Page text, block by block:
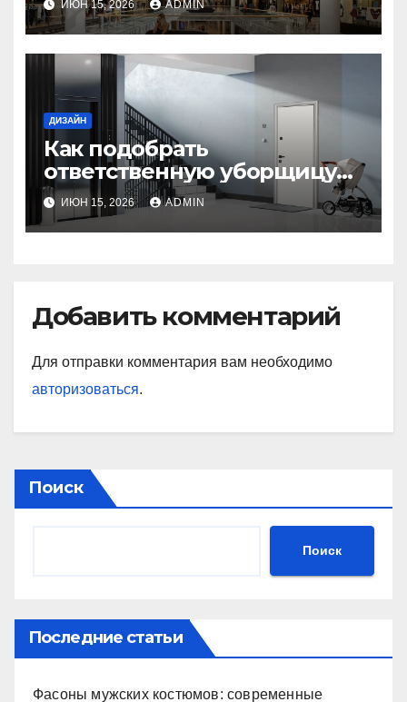
вернуться
ИЮН 15, 2026 ADMIN
ДИЗАЙН
Как подобрать
ответственную уборщицу
для дома?
ИЮН 15, 2026 ADMIN
Добавить комментарий
Для отправки комментария вам необходимо
авторизоваться.
Поиск
Поиск
Последние статьи
Фасоны мужских костюмов: современные